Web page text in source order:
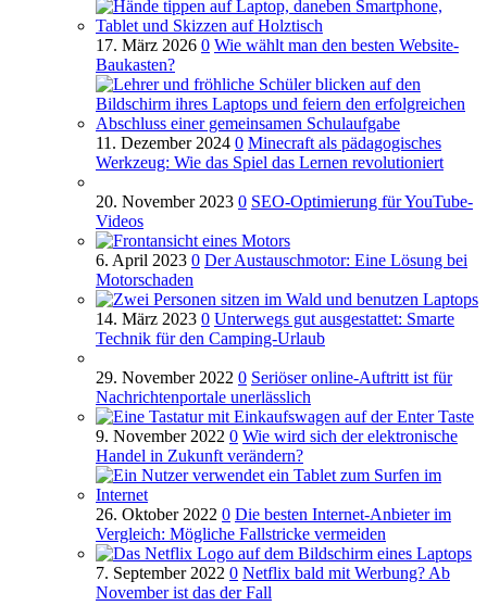
17. März 2026 0 Wie wählt man den besten Website-
Baukasten?
11. Dezember 2024 0 Minecraft als pädagogisches
Werkzeug: Wie das Spiel das Lernen revolutioniert
20. November 2023 0 SEO-Optimierung für YouTube-
Videos
6. April 2023 0 Der Austauschmotor: Eine Lösung bei
Motorschaden
14. März 2023 0 Unterwegs gut ausgestattet: Smarte
Technik für den Camping-Urlaub
29. November 2022 0 Seriöser online-Auftritt ist für
Nachrichtenportale unerlässlich
9. November 2022 0 Wie wird sich der elektronische
Handel in Zukunft verändern?
26. Oktober 2022 0 Die besten Internet-Anbieter im
Vergleich: Mögliche Fallstricke vermeiden
7. September 2022 0 Netflix bald mit Werbung? Ab
November ist das der Fall